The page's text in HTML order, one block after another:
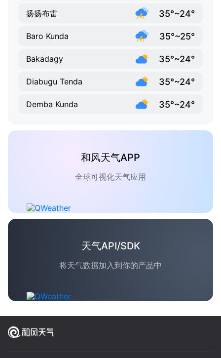
扬扬布雷 35°~24°
Baro Kunda 35°~25°
Bakadagy 35°~24°
Diabugu Tenda 35°~24°
Demba Kunda 35°~24°
和风天气APP
全球可视化天气应用
天气API/SDK
将天气数据加入到你的产品中